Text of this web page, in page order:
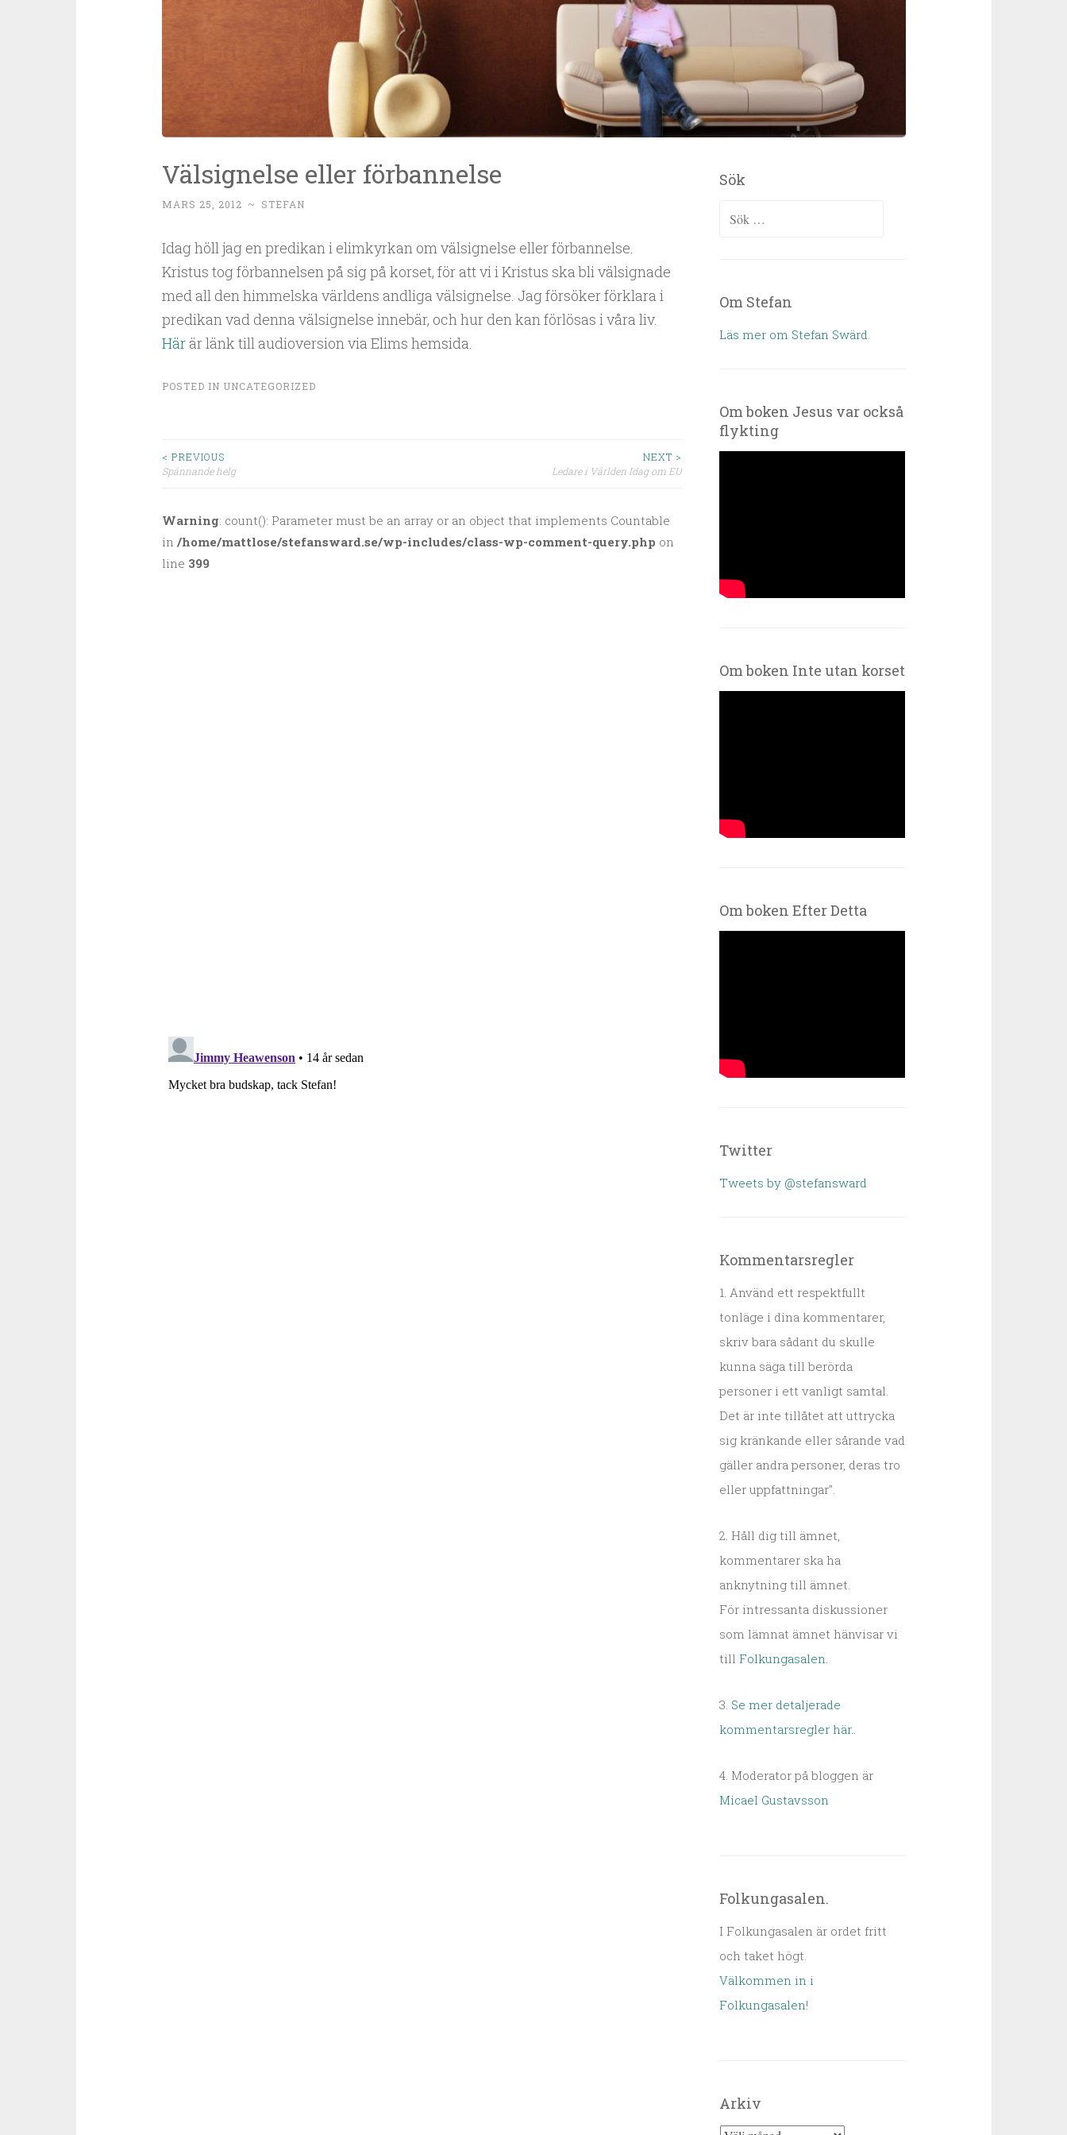
Välsignelse eller förbannelse
MARS 25, 2012 ~ STEFAN
Idag höll jag en predikan i elimkyrkan om välsignelse eller förbannelse.
Kristus tog förbannelsen på sig på korset, för att vi i Kristus ska bli välsignade
med all den himmelska världens andliga välsignelse. Jag försöker förklara i
predikan vad denna välsignelse innebär, och hur den kan förlösas i våra liv.
Härär länk till audioversion via Elims hemsida.
POSTED IN UNCATEGORIZED
< PREVIOUS
Spännande helg
NEXT >
Ledare i Världen Idag om EU
Warning: count(): Parameter must be an array or an object that implements Countable
in /home/mattlose/stefansward.se/wp-includes/class-wp-comment-query.php on
line 399
Sök
Sök efter:
Om Stefan
Läs mer om Stefan Swärd.
Om boken Jesus var också
flykting
Om boken Inte utan korset
Om boken Efter Detta
Twitter
Tweets by @stefansward
Kommentarsregler
1. Använd ett respektfullt
tonläge i dina kommentarer,
skriv bara sådant du skulle
kunna säga till berörda
personer i ett vanligt samtal.
Det är inte tillåtet att uttrycka
sig kränkande eller sårande vad
gäller andra personer, deras tro
eller uppfattningar".
2. Håll dig till ämnet,
kommentarer ska ha
anknytning till ämnet.
För intressanta diskussioner
som lämnat ämnet hänvisar vi
till Folkungasalen.
3. Se mer detaljerade
kommentarsregler här..
4. Moderator på bloggen är
Micael Gustavsson
Folkungasalen.
I Folkungasalen är ordet fritt
och taket högt.
Välkommen in i
Folkungasalen!
Arkiv